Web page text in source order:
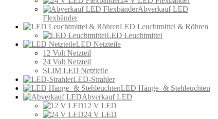
Abverkauf LED
Flexbänder
LED Leuchtmittel & Röhren
LED Leuchtmittel
LED Netzteile
12 Volt Netzteil
24 Volt Netzteil
SLIM LED Netzteile
LED-Strahler
LED Hänge- & Stehleuchten
Abverkauf LED
12 V LED
24 V LED